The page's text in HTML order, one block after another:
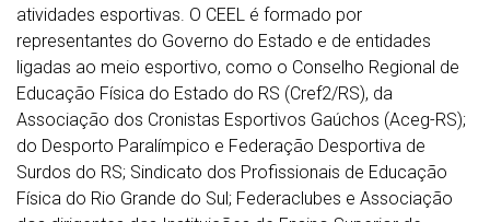
atividades esportivas. O CEEL é formado por
representantes do Governo do Estado e de entidades
ligadas ao meio esportivo, como o Conselho Regional de
Educação Física do Estado do RS (Cref2/RS), da
Associação dos Cronistas Esportivos Gaúchos (Aceg-RS);
do Desporto Paralímpico e Federação Desportiva de
Surdos do RS; Sindicato dos Profissionais de Educação
Física do Rio Grande do Sul; Federaclubes e Associação